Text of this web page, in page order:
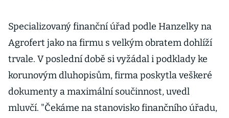
Specializovaný finanční úřad podle Hanzelky na
Agrofert jako na firmu s velkým obratem dohlíží
trvale. V poslední době si vyžádal i podklady ke
korunovým dluhopisům, firma poskytla veškeré
dokumenty a maximální součinnost, uvedl
mluvčí. "Čekáme na stanovisko finančního úřadu,